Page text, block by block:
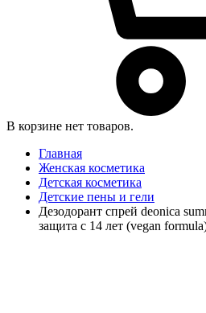
В корзине нет товаров.
Главная
Женская косметика
Детская косметика
Детские пены и гели
Дезодорант спрей deonica
защита с 14 лет (vegan